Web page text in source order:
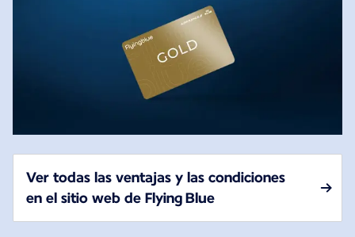
Ver todas las ventajas y las condiciones
en el sitio web de Flying Blue